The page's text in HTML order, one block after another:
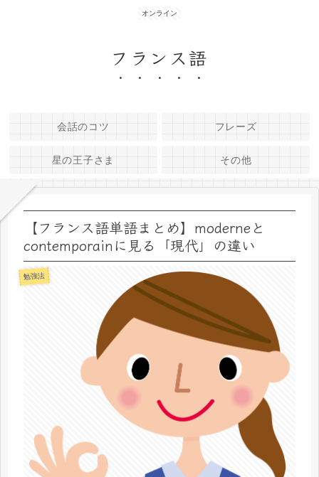
オンライン
フランス語
会話のコツ フレーズ
星の王子さま その他
【フランス語単語まとめ】moderneと
contemporainに見る「現代」の違い
勉強法